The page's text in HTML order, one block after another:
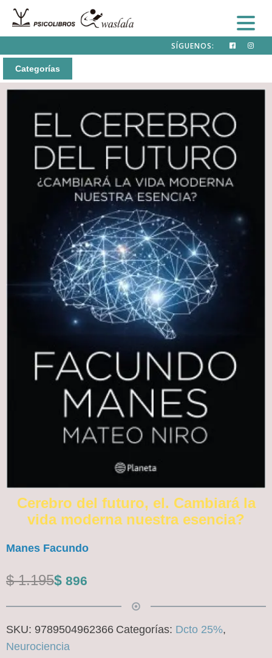
SÍGUENOS:
Categorías
Cerebro del futuro, el. Cambiará la
vida moderna nuestra esencia?
Manes Facundo
$1.195
El
precio
original
era:
$ 896
El
precio
actual
es:
SKU: 9789504962366 Categorías: Dcto 25%,
Neurociencia